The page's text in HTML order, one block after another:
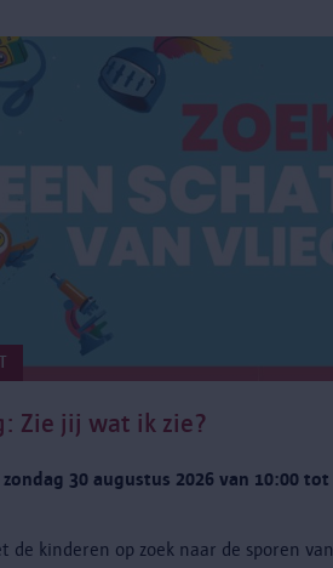
Zie jij wat ik zie?
30 augustus 2026 van 10:00 tot
de kinderen op zoek naar de sporen van